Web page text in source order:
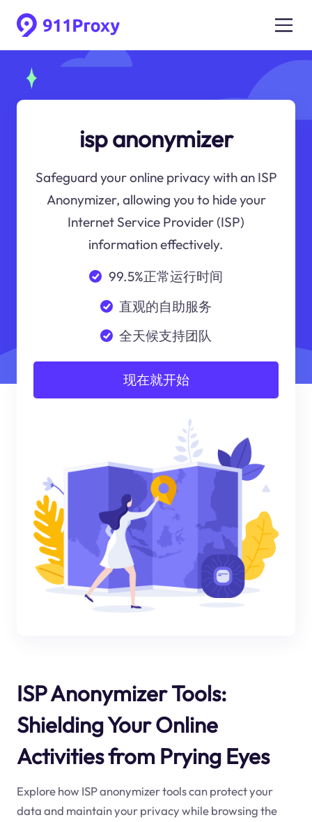
isp anonymizer
Safeguard your online privacy with an ISP
Anonymizer, allowing you to hide your
Internet Service Provider (ISP)
information effectively.
99.5%正常运行时间
直观的自助服务
全天候支持团队
现在就开始
ISP Anonymizer Tools:
Shielding Your Online
Activities from Prying Eyes
Explore how ISP anonymizer tools can protect your
data and maintain your privacy while browsing the